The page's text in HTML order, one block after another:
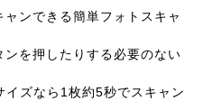
ンできる簡単フォトスキャ
を押したりする必要のない
ズなら1枚約5秒でスキャン